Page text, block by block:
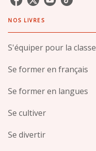
NOS LIVRES
S'équiper pour la classe
Se former en français
Se former en langues
Se cultiver
Se divertir